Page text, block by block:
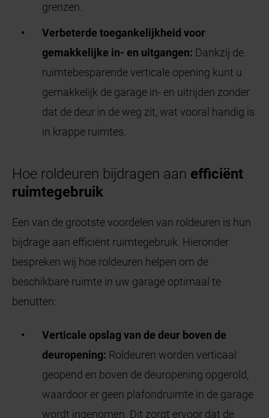
grenzen.
Verbeterde toegankelijkheid voor
gemakkelijke in- en uitgangen: Dankzij de
ruimtebesparende verticale opening kunt u
gemakkelijk de garage in- en uitrijden zonder
dat de deur in de weg zit, wat vooral handig is
in krappe ruimtes.
Hoe roldeuren bijdragen aan efficiënt
ruimtegebruik
Een van de grootste voordelen van roldeuren is hun
bijdrage aan efficiënt ruimtegebruik. Hieronder
bespreken wij hoe roldeuren helpen om de
beschikbare ruimte in uw garage optimaal te
benutten:
Verticale opslag van de deur boven de
deuropening: Roldeuren worden verticaal
geopend en boven de deuropening opgerold,
waardoor er geen plafondruimte in de garage
wordt ingenomen. Dit zorgt ervoor dat de